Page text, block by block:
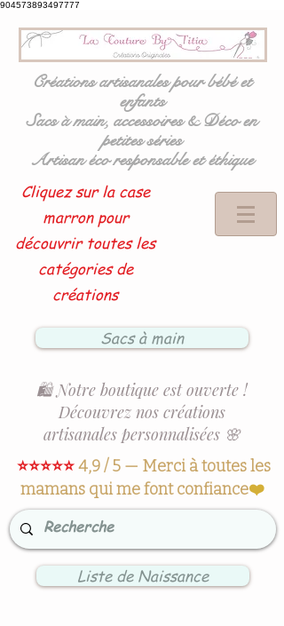
904573893497777
Créations artisanales pour bébé et
enfants
Sacs à main, accessoires & Déco en
petites séries
Artisan éco responsable et éthique
Cliquez sur la case
marron pour
découvrir toutes les
catégories de
créations
Sacs à main
🛍️ Notre boutique est ouverte !
Découvrez nos créations
artisanales personnalisées 🌸
⭐⭐⭐⭐⭐4,9 / 5 — Merci à toutes les
mamans qui me font confiance❤️
Liste de Naissance